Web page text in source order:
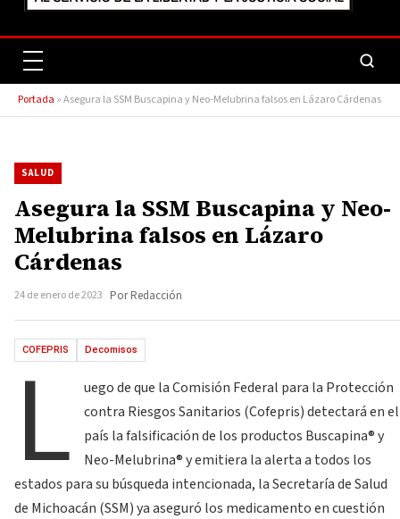
Portada »Asegura la SSM Buscapina y Neo-Melubrina falsos en Lázaro Cárdenas
SALUD
Asegura la SSM Buscapina y Neo-
Melubrina falsos en Lázaro
Cárdenas
24 de enero de 2023 Por Redacción
COFEPRIS Decomisos
L
uego de que la Comisión Federal para la Protección
contra Riesgos Sanitarios (Cofepris) detectará en el
país la falsificación de los productos Buscapina®️ y
Neo-Melubrina®️ y emitiera la alerta a todos los
estados para su búsqueda intencionada, la Secretaría de Salud
de Michoacán (SSM) ya aseguró los medicamento en cuestión